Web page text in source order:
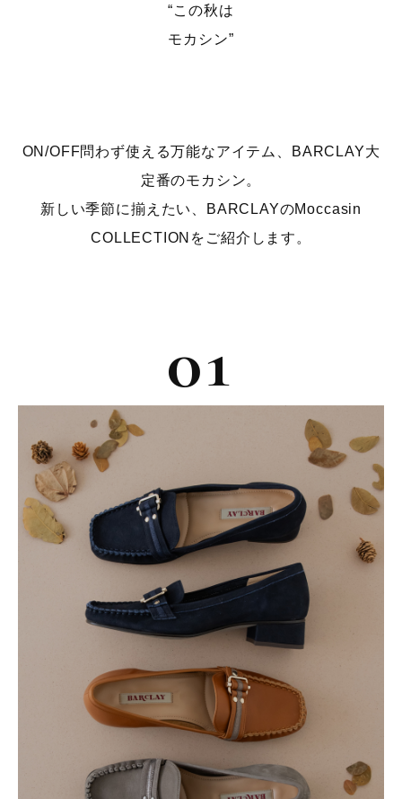
“この秋は
モカシン”
ON/OFF問わず使える万能なアイテム、BARCLAY大
定番のモカシン。
新しい季節に揃えたい、BARCLAYのMoccasin
COLLECTIONをご紹介します。
01